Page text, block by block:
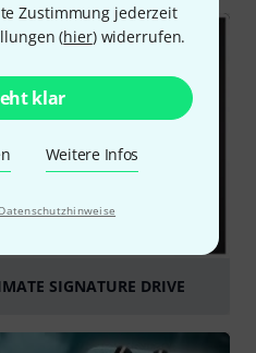
Zustimmung jederzeit
(hier) widerrufen.
klar
Weitere Infos
Datenschutzhinweise
SIGNATURE DRIVE